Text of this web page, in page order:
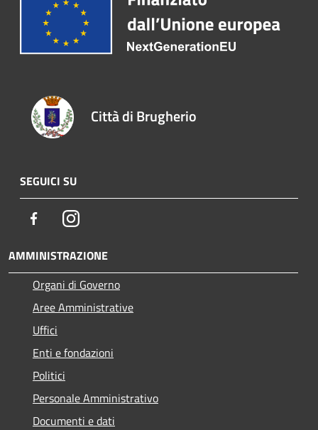
Città di Brugherio
SEGUICI SU
FacebookInstagram
AMMINISTRAZIONE
Organi di Governo
Aree Amministrative
Uffici
Enti e fondazioni
Politici
Personale Amministrativo
Documenti e dati